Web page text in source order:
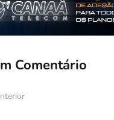
Comentário